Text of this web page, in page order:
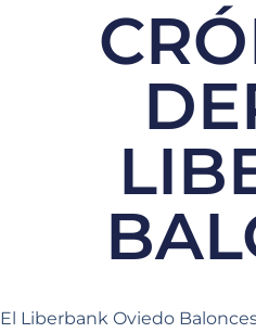
El Liberbank Oviedo